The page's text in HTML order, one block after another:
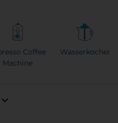
Coffee
Machine
Wasserkocher